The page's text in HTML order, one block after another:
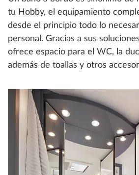
tu Hobby, el equipamiento
desde el principio todo lo
personal. Gracias a sus
ofrece espacio para el WC, la
además de toallas y otros